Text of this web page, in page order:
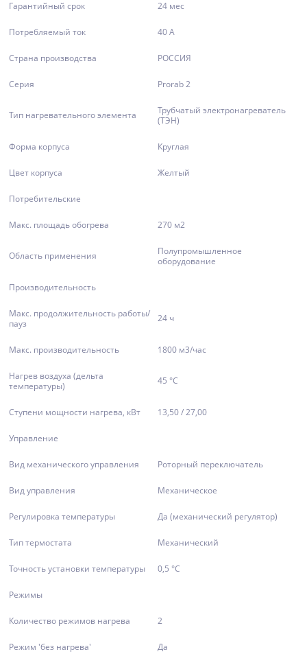
Гарантийный срок 24 мес
Потребляемый ток 40 А
Страна производства РОССИЯ
Серия Prorab 2
Тип нагревательного элемента
Трубчатый электронагреватель
(ТЭН)
Форма корпуса Круглая
Цвет корпуса Желтый
Потребительские
Макс. площадь обогрева 270 м2
Область применения
Полупромышленное
оборудование
Производительность
Макс. продолжительность работы/
пауз
24 ч
Макс. производительность 1800 м3/час
Нагрев воздуха (дельта
температуры)
45 °С
Ступени мощности нагрева, кВт 13,50 / 27,00
Управление
Вид механического управления Роторный переключатель
Вид управления Механическое
Регулировка температуры Да (механический регулятор)
Тип термостата Механический
Точность установки температуры 0,5 °С
Режимы
Количество режимов нагрева 2
Режим 'без нагрева' Да